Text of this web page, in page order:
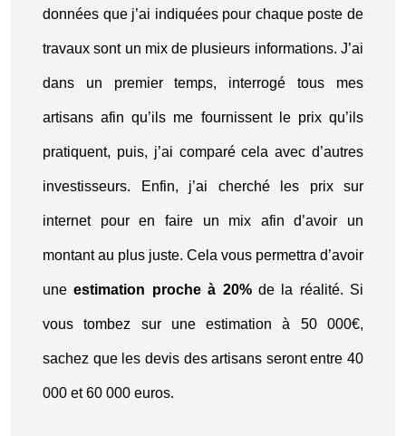
données que j’ai indiquées pour chaque poste de
travaux sont un mix de plusieurs informations. J’ai
dans un premier temps, interrogé tous mes
artisans afin qu’ils me fournissent le prix qu’ils
pratiquent, puis, j’ai comparé cela avec d’autres
investisseurs. Enfin, j’ai cherché les prix sur
internet pour en faire un mix afin d’avoir un
montant au plus juste. Cela vous permettra d’avoir
uneestimation proche à 20%de la réalité. Si
vous tombez sur une estimation à 50 000€,
sachez que les devis des artisans seront entre 40
000 et 60 000 euros.